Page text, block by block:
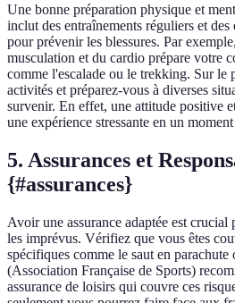
Une bonne préparation physique et
inclut des entraînements réguliers et
pour prévenir les blessures. Par
musculation et du cardio prépare votre
comme l'escalade ou le trekking. Sur le
activités et préparez-vous à diverses
survenir. En effet, une attitude positive
une expérience stressante en un
5. Assurances et
{#assurances}
Avoir une assurance adaptée est
les imprévus. Vérifiez que vous êtes
spécifiques comme le saut en parachute
(Association Française de Sports)
assurance de loisirs qui couvre ces